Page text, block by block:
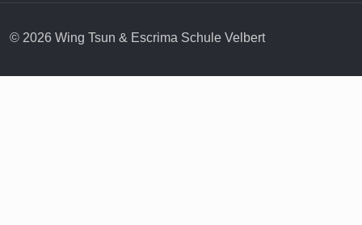
© 2026 Wing Tsun & Escrima Schule Velbert